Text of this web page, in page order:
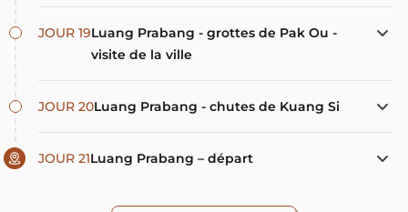
JOUR 19Luang Prabang - grottes de Pak Ou -
visite de la ville
JOUR 20Luang Prabang - chutes de Kuang Si
JOUR 21Luang Prabang – départ